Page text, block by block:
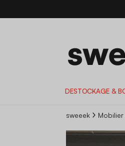
DESTOCKAGE &
sweeek